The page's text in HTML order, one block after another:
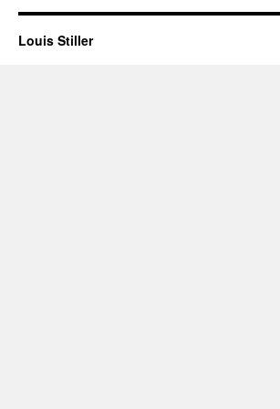
Louis Stiller